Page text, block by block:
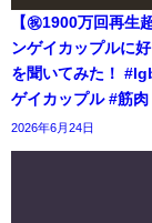
【㊗️1900万回再生
ンゲイカップルに
を聞いてみた！
ゲイカップル #筋
2026年6月24日